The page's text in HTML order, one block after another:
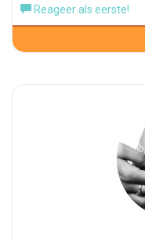
Reageer als eerste!